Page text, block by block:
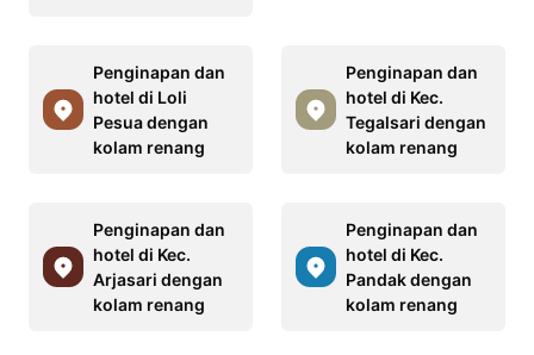
Penginapan dan
hotel di Loli
Pesua dengan
kolam renang
Penginapan dan
hotel di Kec.
Tegalsari dengan
kolam renang
Penginapan dan
hotel di Kec.
Arjasari dengan
kolam renang
Penginapan dan
hotel di Kec.
Pandak dengan
kolam renang